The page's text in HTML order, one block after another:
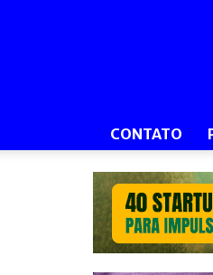
CONTATO